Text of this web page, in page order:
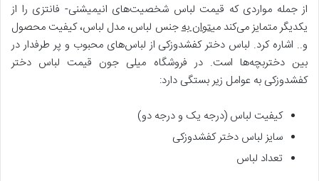
از جمله مواردی که قیمت لباس‌ شخصیت‌های انیمیشنی- فانتزی را از
یکدیگر متمایز می‌کند میتوان بهجنس لباس، مدل لباس، کیفیت محصول
و.. اشاره کرد. لباس دختر کفشدوزکی از لباس‌های محبوب و پر طرفدار در
بین دختربچه‌ها است. در فروشگاه میلی جون قیمت لباس دختر
کفشدوزکی به عوامل زیر بستگی دارد:
کیفیت لباس (درجه یک و درجه دو)
سایز لباس دختر کفشدوزکی
تعداد لباس